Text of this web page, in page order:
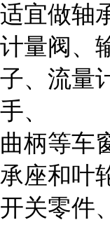
适宜做轴
计量阀、
子、流量
手、
曲柄等车
承座和叶
开关零件